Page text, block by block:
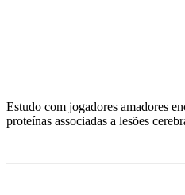
Estudo com jogadores amadores
proteínas associadas a lesões